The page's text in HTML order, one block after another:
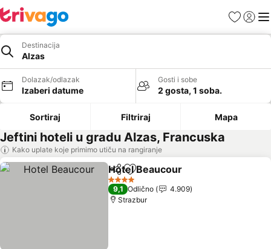
FavoritiPrijavi
Destinacija
Alzas
Dolazak/odlazak
Izaberi datume
Gosti i sobe
2 gosta, 1 soba.
Sortiraj Filtriraj Mapa
Jeftini hoteli u gradu Alzas, Francuska
Kako uplate koje primimo utiču na rangiranje
Deli Dodati u favorite
Hotel Beaucour
4 Zvezdice
9,1 Odlično
4.909
Strazbur